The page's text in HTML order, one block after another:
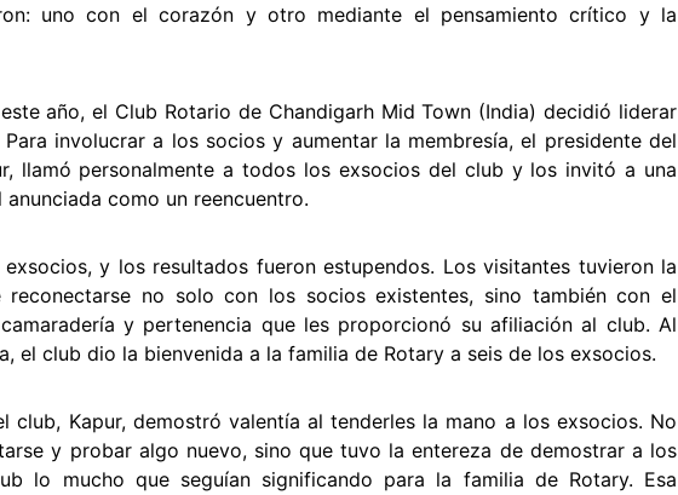
uno con el corazón y otro mediante el pensamiento crítico y la
año, el Club Rotario de Chandigarh Mid Town (India) decidió liderar
involucrar a los socios y aumentar la membresía, el presidente del
llamó personalmente a todos los exsocios del club y los invitó a una
anunciada como un reencuentro.
y los resultados fueron estupendos. Los visitantes tuvieron la
reconectarse no solo con los socios existentes, sino también con el
y pertenencia que les proporcionó su afiliación al club. Al
el club dio la bienvenida a la familia de Rotary a seis de los exsocios.
club, Kapur, demostró valentía al tenderles la mano a los exsocios. No
y probar algo nuevo, sino que tuvo la entereza de demostrar a los
lo mucho que seguían significando para la familia de Rotary. Esa